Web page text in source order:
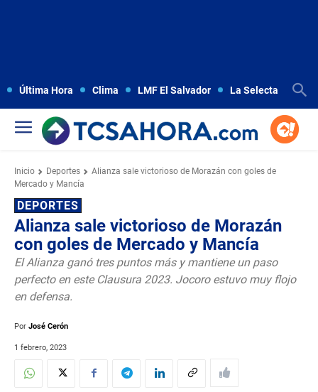
Última Hora Clima LMF El Salvador La Selecta
Inicio Deportes
Alianza sale victorioso de Morazán con goles de
Mercado y Mancía
DEPORTES
Alianza sale victorioso de Morazán
con goles de Mercado y Mancía
El Alianza ganó tres puntos más y mantiene un paso
perfecto en este Clausura 2023. Jocoro estuvo muy flojo
en defensa.
Por José Cerón
1 febrero, 2023